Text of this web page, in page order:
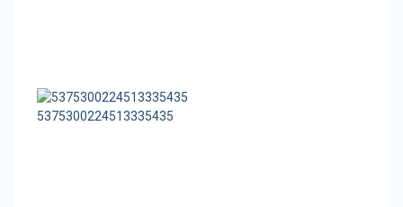
5375300224513335435